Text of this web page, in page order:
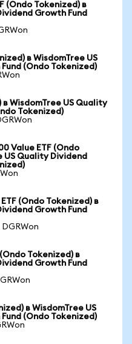
(Ondo Tokenized) в
Growth Fund
в WisdomTree US
(Ondo Tokenized)
WisdomTree US Quality
Tokenized)
Value ETF (Ondo
US Quality Dividend
(Ondo Tokenized) в
Growth Fund
DGRWon
Tokenized) в
Growth Fund
в WisdomTree US
(Ondo Tokenized)